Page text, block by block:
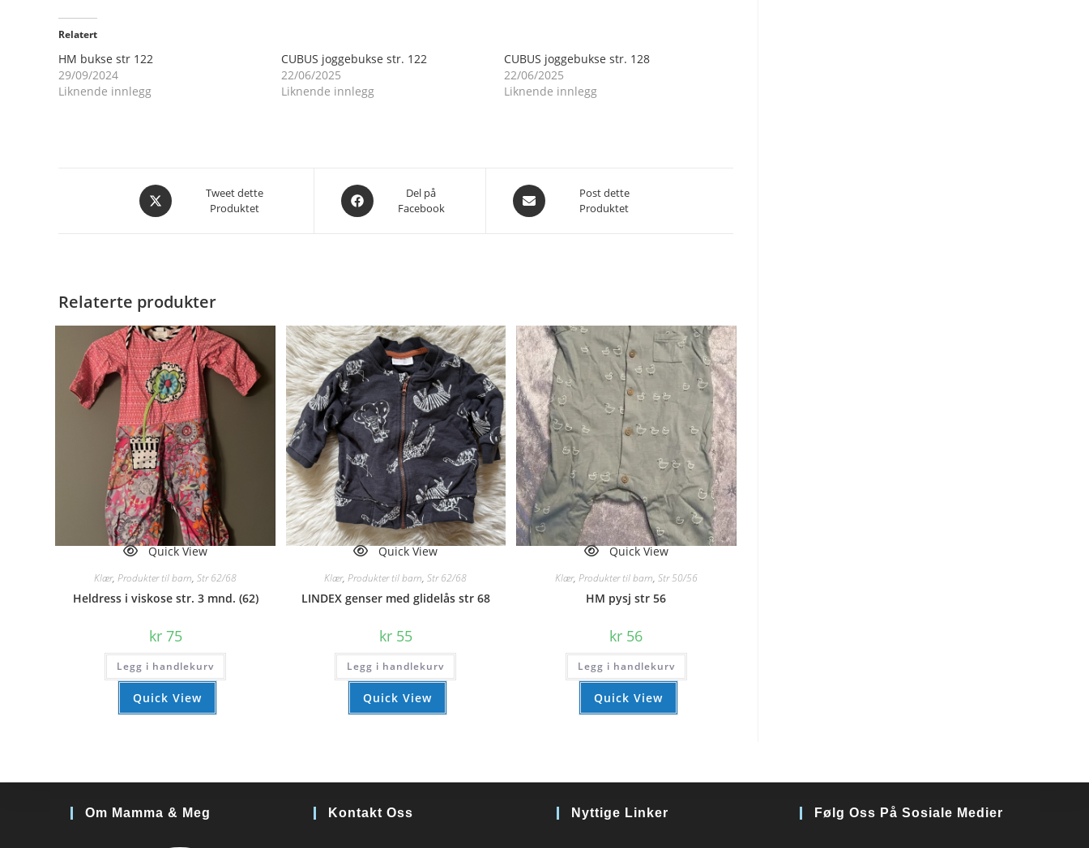
Relatert
HM bukse str 122
29/09/2024
Liknende innlegg
CUBUS joggebukse str. 122
22/06/2025
Liknende innlegg
CUBUS joggebukse str. 128
22/06/2025
Liknende innlegg
Åpnes
i
Tweet dette
Produktet
Åpnes
i
Del på
Facebook
Åpnes
i
Post dette
Produktet
Relaterte produkter
Quick View
Klær,Produkter til barn,Str 62/68
Heldress i viskose str. 3 mnd. (62)
kr75
Legg i handlekurv
Quick View
Quick View
Klær,Produkter til barn,Str 62/68
LINDEX genser med glidelås str 68
kr55
Legg i handlekurv
Quick View
Quick View
Klær, Produkter til barn, Str 50/56
HM pysj str 56
kr 56
Legg i handlekurv
Quick View
Om Mamma & Meg Kontakt Oss Nyttige Linker Følg Oss På Sosiale Medier